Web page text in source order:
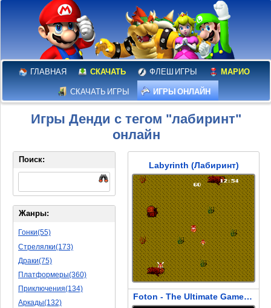
ГЛАВНАЯ СКАЧАТЬ ФЛЕШ ИГРЫ МАРИО
СКАЧАТЬ ИГРЫ ИГРЫ ОНЛАЙН
Игры Денди с тегом "лабиринт"
онлайн
Labyrinth (Лабиринт)
Foton - The Ultimate Game on Planet Earth (Фотон - Последняя Игра на планете Земля)
Поиск:
Жанры:
Гонки(55)
Стрелялки(173)
Драки(75)
Платформеры(360)
Приключения(134)
Аркады(132)